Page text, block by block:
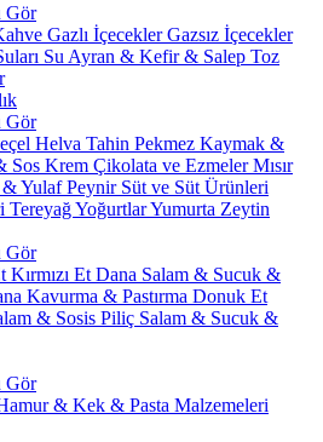
Gör
Gazlı İçeceklerGazsız İçecekler
Su Ayran & Kefir & Salep Toz
Gör
Helva Tahin Pekmez Kaymak &
Sos Krem Çikolata ve EzmelerMısır
& YulafPeynir Süt ve Süt Ürünleri
TereyağYoğurtlarYumurta Zeytin
Gör
Kırmızı Et Dana Salam & Sucuk &
Kavurma & Pastırma Donuk Et
& Sosis Piliç Salam & Sucuk &
Gör
& Kek & Pasta Malzemeleri